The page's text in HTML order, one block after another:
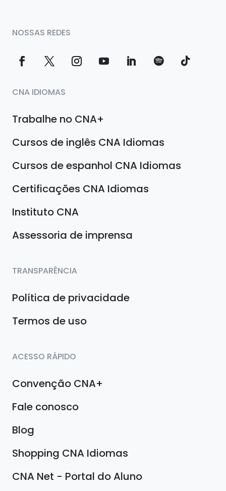
NOSSAS REDES
CNA IDIOMAS
Trabalhe no CNA+
Cursos de inglês CNA Idiomas
Cursos de espanhol CNA Idiomas
Certificações CNA Idiomas
Instituto CNA
Assessoria de imprensa
TRANSPARÊNCIA
Política de privacidade
Termos de uso
ACESSO RÁPIDO
Convenção CNA+
Fale conosco
Blog
Shopping CNA Idiomas
CNA Net - Portal do Aluno